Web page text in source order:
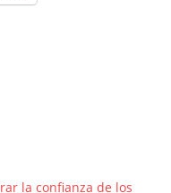
la confianza de los